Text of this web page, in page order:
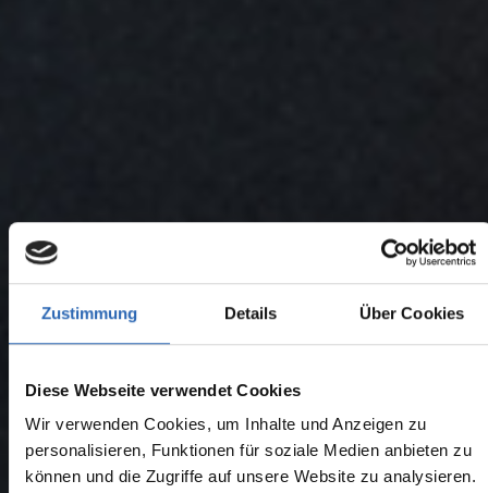
Zustimmung Details Über Cookies
Diese Webseite verwendet Cookies
Wir verwenden Cookies, um Inhalte und Anzeigen zu
personalisieren, Funktionen für soziale Medien anbieten zu
können und die Zugriffe auf unsere Website zu analysieren.